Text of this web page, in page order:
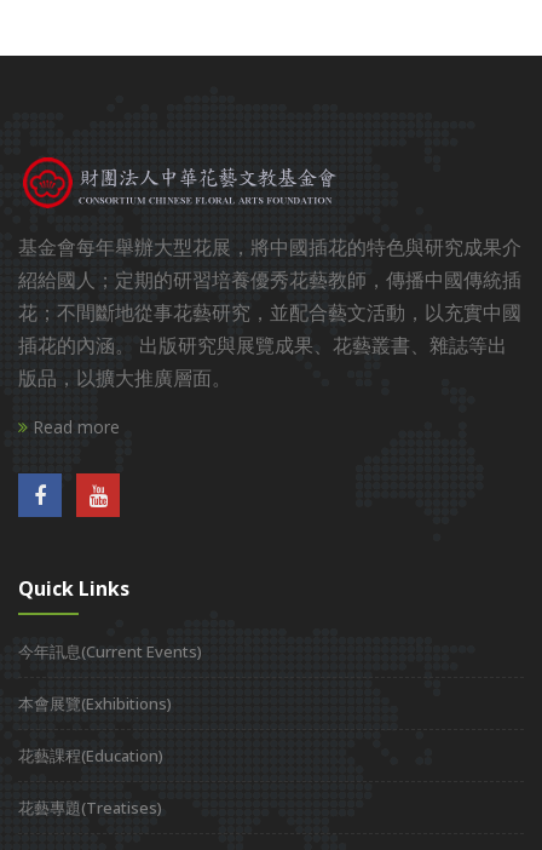
基金會每年舉辦大型花展，將中國插花的特色與研究成果介
紹給國人；定期的研習培養優秀花藝教師，傳播中國傳統插
花；不間斷地從事花藝研究，並配合藝文活動，以充實中國
插花的內涵。 出版研究與展覽成果、花藝叢書、雜誌等出
版品，以擴大推廣層面。
Read more
Quick Links
今年訊息(Current Events)
本會展覽(Exhibitions)
花藝課程(Education)
花藝專題(Treatises)